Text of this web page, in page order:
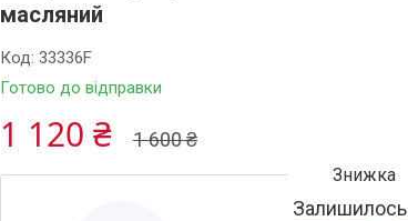
масляний
Готово до відправки
Код: 33336F
1 600 ₴
1 120 ₴
Залишилось